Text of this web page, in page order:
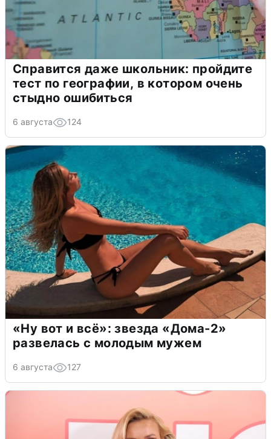
Справится даже школьник: пройдите
тест по географии, в котором очень
стыдно ошибиться
6 августа 124
«Ну вот и всё»: звезда «Дома-2»
развелась с молодым мужем
6 августа 127